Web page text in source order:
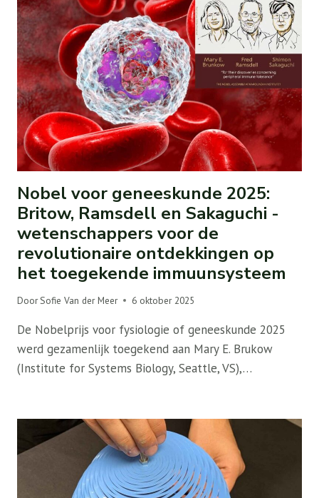
Nobel voor geneeskunde 2025:
Britow, Ramsdell en Sakaguchi -
wetenschappers voor de
revolutionaire ontdekkingen op
het toegekende immuunsysteem
DoorSofie Van der Meer 6 oktober 2025
De Nobelprijs voor fysiologie of geneeskunde 2025
werd gezamenlijk toegekend aan Mary E. Brukow
(Institute for Systems Biology, Seattle, VS),…